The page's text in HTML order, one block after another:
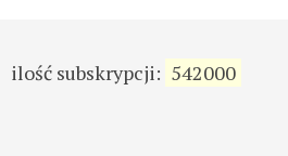
ilość subskrypcji: 542000